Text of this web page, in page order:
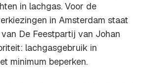
in lachgas. Voor de
in Amsterdam staat
De Feestpartij van Johan
lachgasgebruik in
minimum beperken.